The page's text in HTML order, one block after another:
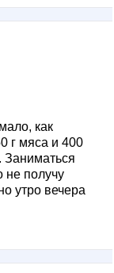
как
г мяса и 400
Заниматься
не получу
утро вечера